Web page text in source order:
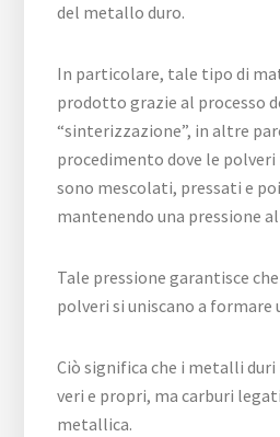
del metallo duro.
In particolare, tale tipo di
prodotto grazie al processo
“sinterizzazione”, in altre
procedimento dove le
sono mescolati, pressati e
mantenendo una pressione
Tale pressione garantisce
polveri si uniscano a formare
Ciò significa che i metalli
veri e propri, ma carburi
metallica.